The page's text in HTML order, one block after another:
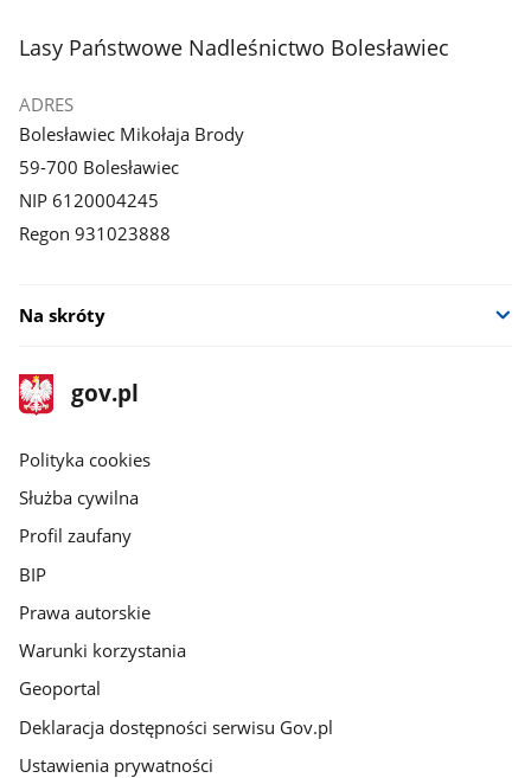
stopka
Lasy Państwowe Nadleśnictwo Bolesławiec
ADRES
Bolesławiec Mikołaja Brody
59-700 Bolesławiec
NIP 6120004245
Regon 931023888
Na skróty
stopka
gov.pl
Strona
gov.pl
gov.pl
Polityka cookies
Służba cywilna
Profil zaufany
BIP
Prawa autorskie
Warunki korzystania
Geoportal
Deklaracja dostępności serwisu Gov.pl
Ustawienia prywatności